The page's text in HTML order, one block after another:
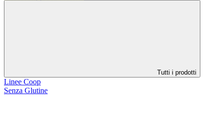
Tutti i prodotti
Linee Coop
Senza Glutine